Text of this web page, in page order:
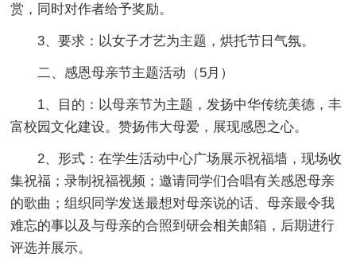
赏，同时对作者给予奖励。
3、要求：以女子才艺为主题，烘托节日气氛。
二、感恩母亲节主题活动（5月）
1、目的：以母亲节为主题，发扬中华传统美德，丰
富校园文化建设。赞扬伟大母爱，展现感恩之心。
2、形式：在学生活动中心广场展示祝福墙，现场收
集祝福；录制祝福视频；邀请同学们合唱有关感恩母亲
的歌曲；组织同学发送最想对母亲说的话、母亲最令我
难忘的事以及与母亲的合照到研会相关邮箱，后期进行
评选并展示。